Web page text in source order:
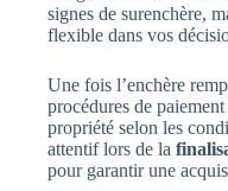
signes de surenchère,
flexible dans vos
Une fois l’enchère
procédures de
propriété selon les
attentif lors de la
pour garantir une